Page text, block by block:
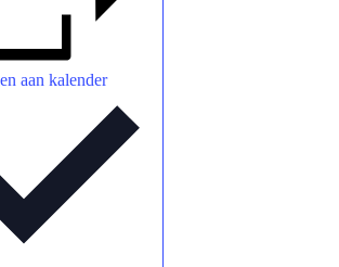
aan kalender